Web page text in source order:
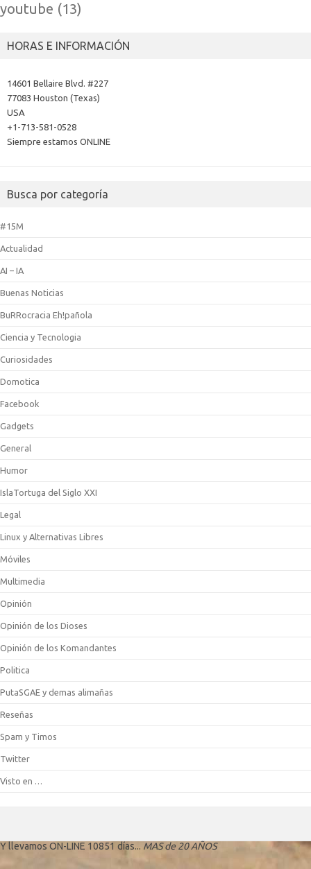
youtube (13)
HORAS E INFORMACIÓN
14601 Bellaire Blvd. #227
77083 Houston (Texas)
USA
+1-713-581-0528
Siempre estamos ONLINE
Busca por categoría
#15M
Actualidad
AI – IA
Buenas Noticias
BuRRocracia Eh!pañola
Ciencia y Tecnologia
Curiosidades
Domotica
Facebook
Gadgets
General
Humor
IslaTortuga del Siglo XXI
Legal
Linux y Alternativas Libres
Móviles
Multimedia
Opinión
Opinión de los Dioses
Opinión de los Komandantes
Politica
PutaSGAE y demas alimañas
Reseñas
Spam y Timos
Twitter
Visto en …
Y llevamos ON-LINE 10851 días... MAS de 20 AÑOS